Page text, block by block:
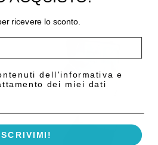
ricevere lo sconto.
dell'informativa e
dei miei dati